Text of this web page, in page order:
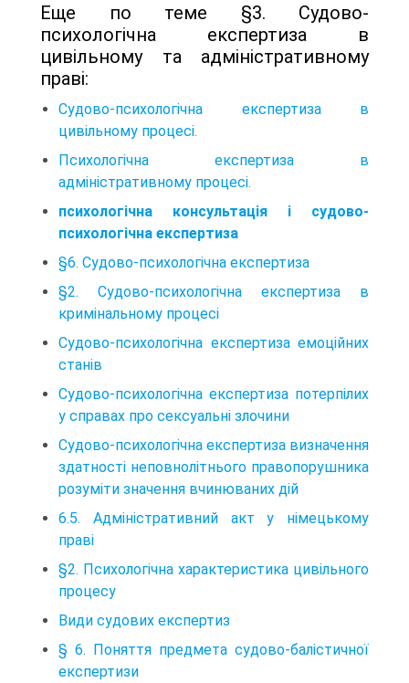
Еще по теме §3. Судово-
психологічна експертиза в
цивільному та адміністративному
праві:
Судово-психологічна експертиза в
цивільному процесі.
Психологічна експертиза в
адміністративному процесі.
психологічна консультація і судово-
психологічна експертиза
§6. Судово-психологічна експертиза
§2. Судово-психологічна експертиза в
кримінальному процесі
Судово-психологічна експертиза емоційних
станів
Судово-психологічна експертиза потерпілих
у справах про сексуальні злочини
Судово-психологічна експертиза визначення
здатності неповнолітнього правопорушника
розуміти значення вчинюваних дій
6.5. Адміністративний акт у німецькому
праві
§2. Психологічна характеристика цивільного
процесу
Види судових експертиз
§ 6. Поняття предмета судово-балістичної
експертизи